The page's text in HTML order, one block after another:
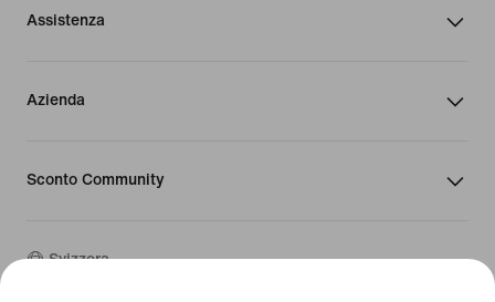
Assistenza
Azienda
Sconto Community
Svizzera